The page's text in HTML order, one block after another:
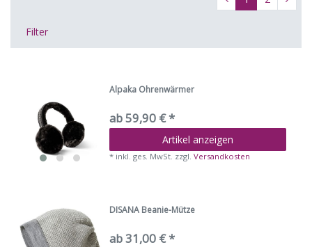
Filter
Alpaka Ohrenwärmer
ab 59,90 € *
Artikel anzeigen
* inkl. ges. MwSt. zzgl.Versandkosten
DISANA Beanie-Mütze
ab 31,00 € *